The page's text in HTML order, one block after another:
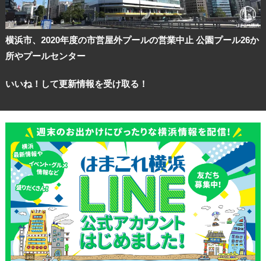
横浜市、2020年度の市営屋外プールの営業中止 公園プール26か
所やプールセンター
いいね！して更新情報を受け取る！